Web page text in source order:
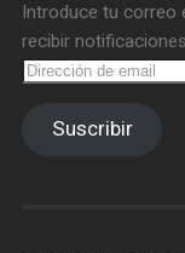
Introduce tu correo
recibir
Dirección
de
Suscribir